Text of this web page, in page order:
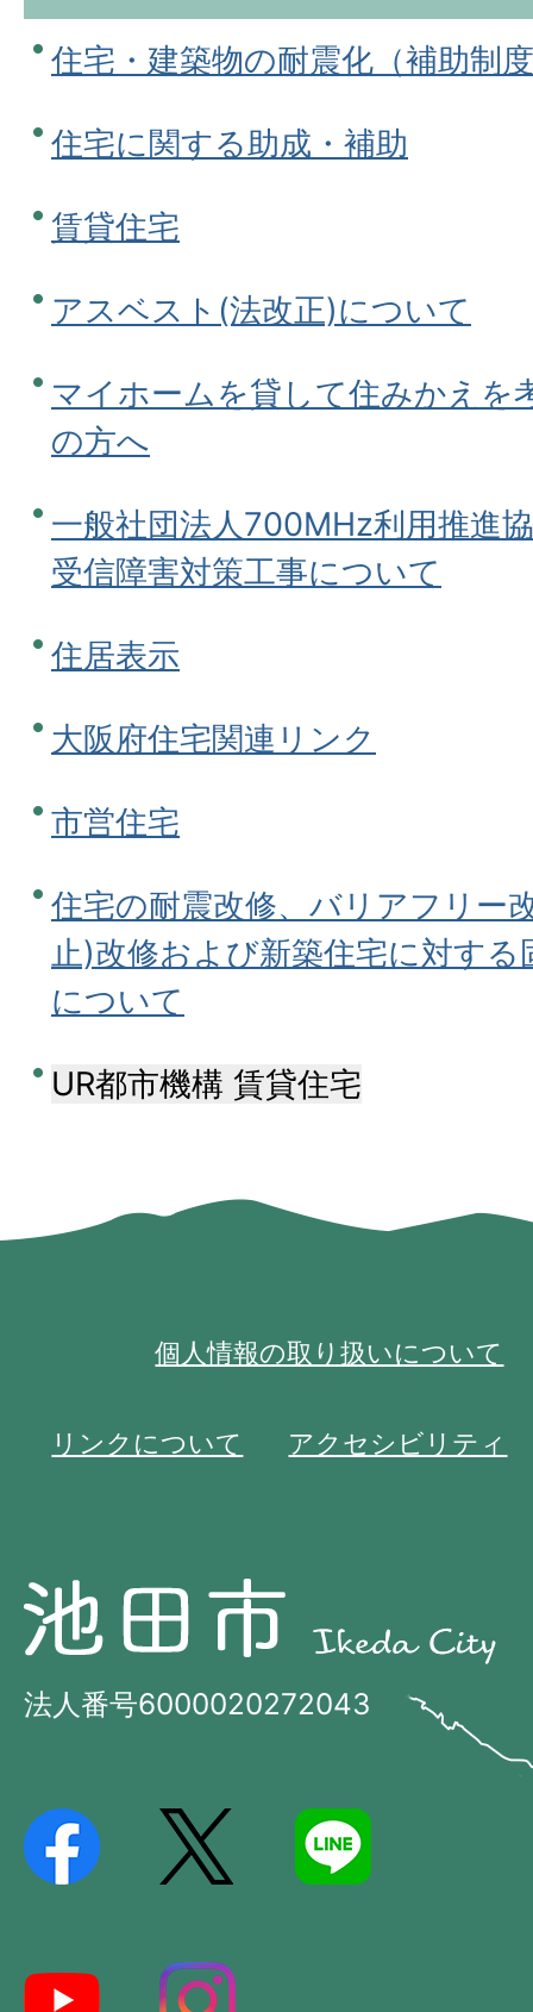
住宅・建築物の耐震化（補助制
住宅に関する助成・補助
賃貸住宅
アスベスト(法改正)について
マイホームを貸して住みかえを
の方へ
一般社団法人700MHz利用推進
受信障害対策工事について
住居表示
大阪府住宅関連リンク
市営住宅
住宅の耐震改修、バリアフリー
止)改修および新築住宅に対する
について
UR都市機構 賃貸住宅
個人情報の取り扱いについて
リンクについて アクセシビリティ
池
田
市
法人番号6000020272043
田
市
の